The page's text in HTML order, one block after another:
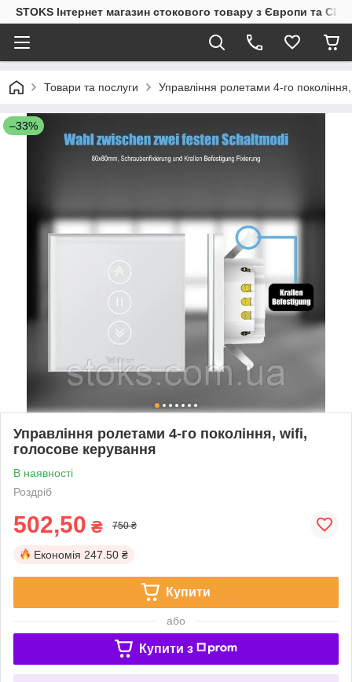
STOKS Інтернет магазин стокового товару з Європи та
Товари та послуги Управління ролетами 4-го
–33%
Управління ролетами 4-го покоління, wifi,
голосове керування
В наявності
Роздріб
502,50 ₴ 750 ₴
Економія 247.50 ₴
Купити
або
Купити з